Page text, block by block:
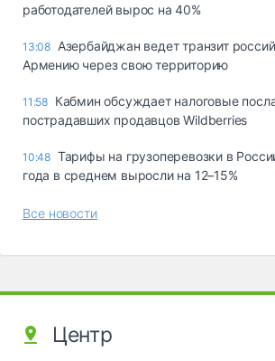
работодателей вырос на 40%
13:08 Азербайджан ведет транзит
Армению через свою территорию
11:58 Кабмин обсуждает налоговые
пострадавших продавцов Wildberries
10:48 Тарифы на грузоперевозки в
года в среднем выросли на 12–15%
Все новости
Центр